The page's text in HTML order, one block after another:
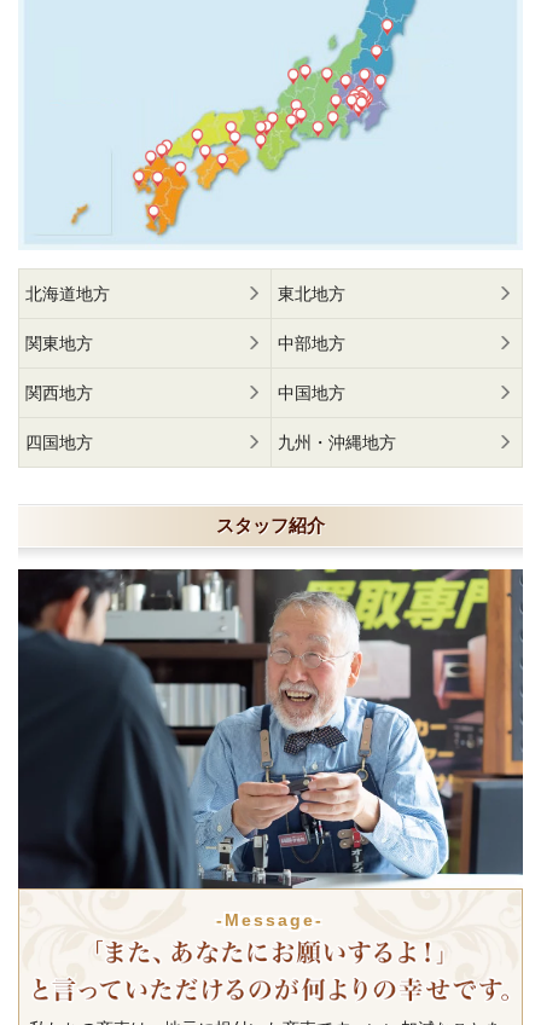
北海道地方 東北地方
関東地方 中部地方
関西地方 中国地方
四国地方 九州・沖縄地方
スタッフ紹介
-Message-